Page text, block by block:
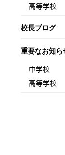
高等学校
校長ブログ
重要なお知ら
中学校
高等学校